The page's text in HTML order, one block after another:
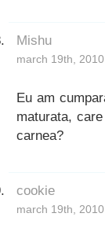
Mishu
march 19th,
Eu am
maturata,
carnea?
cookie
march 19th,